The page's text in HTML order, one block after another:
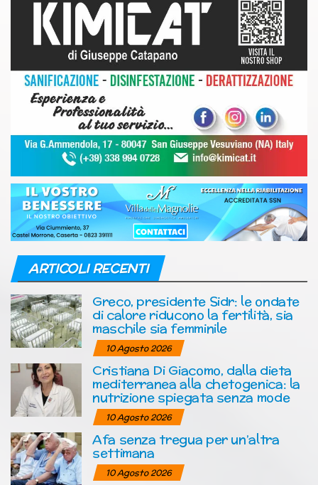
ARTICOLI RECENTI
Greco, presidente Sidr: le ondate
di calore riducono la fertilità, sia
maschile sia femminile
10 Agosto 2026
Cristiana Di Giacomo, dalla dieta
mediterranea alla chetogenica: la
nutrizione spiegata senza mode
10 Agosto 2026
Afa senza tregua per un’altra
settimana
10 Agosto 2026